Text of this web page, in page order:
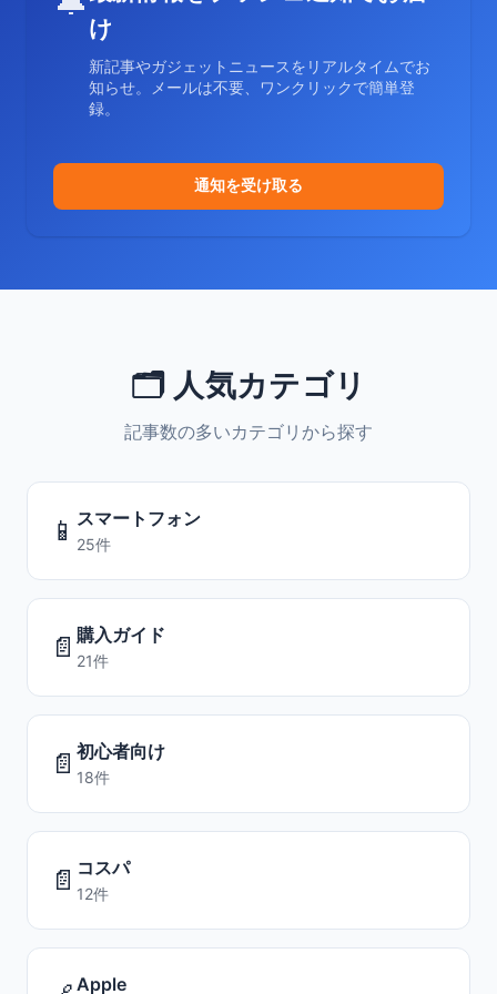
け
新記事やガジェットニュースをリアルタイムでお
知らせ。メールは不要、ワンクリックで簡単登
録。
通知を受け取る
🗂️ 人気カテゴリ
記事数の多いカテゴリから探す
📱 スマートフォン
25件
📄 購入ガイド
21件
📄 初心者向け
18件
📄 コスパ
12件
Apple